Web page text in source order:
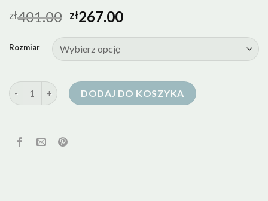
zł401.00 zł267.00
Rozmiar
ilość puchowa kurtka z kapturem
DODAJ DO KOSZYKA